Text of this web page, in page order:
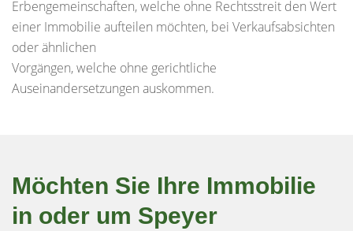
Erbengemeinschaften, welche ohne Rechtsstreit den Wert
einer Immobilie aufteilen möchten, bei Verkaufsabsichten
oder ähnlichen
Vorgängen, welche ohne gerichtliche
Auseinandersetzungen auskommen.
Möchten Sie Ihre Immobilie
in oder um Speyer